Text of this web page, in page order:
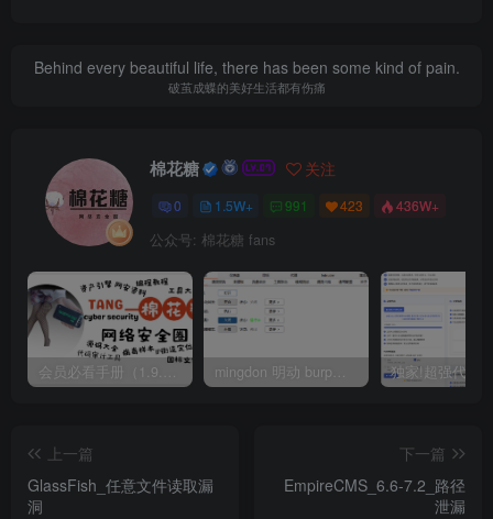
Behind every beautiful life, there has been some kind of pain.
破茧成蝶的美好生活都有伤痛
棉花糖 关注
0 1.5W+ 991 423 436W+
公众号: 棉花糖 fans
会员必看手册（1.9.0版本 26.4.5更新） mingdon 明动 burp插件0.2.6版本 本地时间校验去除版
上一篇
GlassFish_任意文件读取漏
洞
下一篇
EmpireCMS_6.6-7.2_路径
泄漏